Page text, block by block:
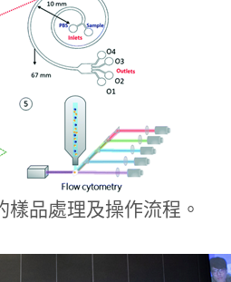
品處理及操作流程。